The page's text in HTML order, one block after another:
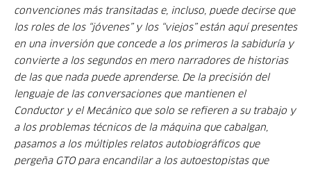
convenciones más transitadas e, incluso, puede decirse que
los roles de los “jóvenes” y los “viejos” están aquí presentes
en una inversión que concede a los primeros la sabiduría y
convierte a los segundos en mero narradores de historias
de las que nada puede aprenderse. De la precisión del
lenguaje de las conversaciones que mantienen el
Conductor y el Mecánico que solo se refieren a su trabajo y
a los problemas técnicos de la máquina que cabalgan,
pasamos a los múltiples relatos autobiográficos que
pergeña GTO para encandilar a los autoestopistas que